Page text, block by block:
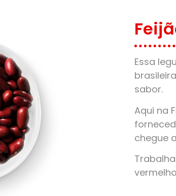
Essa
sabor.
Aqui na
chegue